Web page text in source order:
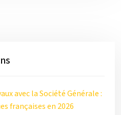
avec la Société Générale :
françaises en 2026